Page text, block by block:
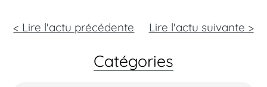
< Lire l'actu précédente Lire l'actu suivante >
Catégories